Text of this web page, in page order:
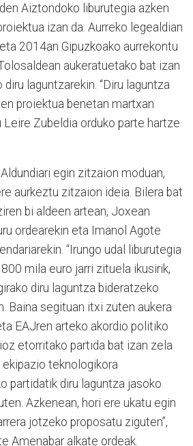
Aiztondoko liburutegia azken
izan da. Aurreko legealdian
2014an Gipuzkoako aurrekontu
aukeratuetako bat izan
laguntzarekin. “Diru laguntza
proiektua benetan martxan
Leire Zubeldia orduko parte hartze
egin zitzaion moduan,
aurkeztu zitzaion ideia. Bilera bat
bi aldeen artean, Joxean
ordearekin eta Imanol Agote
“Irungo udal liburutegia
mila euro jarri zituela ikusirik,
diru laguntza bideratzeko
Baina segituan itxi zuten aukera
EAJren arteko akordio politiko
etorritako partida bat izan zela
ekipazio teknologikora
partidatik diru laguntza jasoko
Azkenean, hori ere ukatu egin
jotzeko proposatu ziguten”,
Amenabar alkate ordeak.